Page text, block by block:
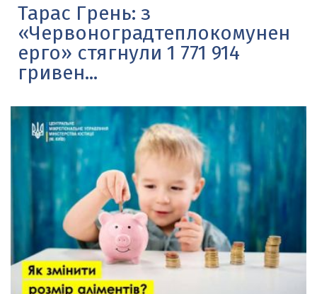
Тарас Грень: з
«Червоноградтеплокомунен
ерго» стягнули 1 771 914
гривен...